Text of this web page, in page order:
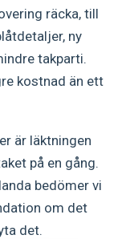
räcka, till
ny
takparti.
kostnad än ett
är läktningen
på en gång.
bedömer vi
om det
det.